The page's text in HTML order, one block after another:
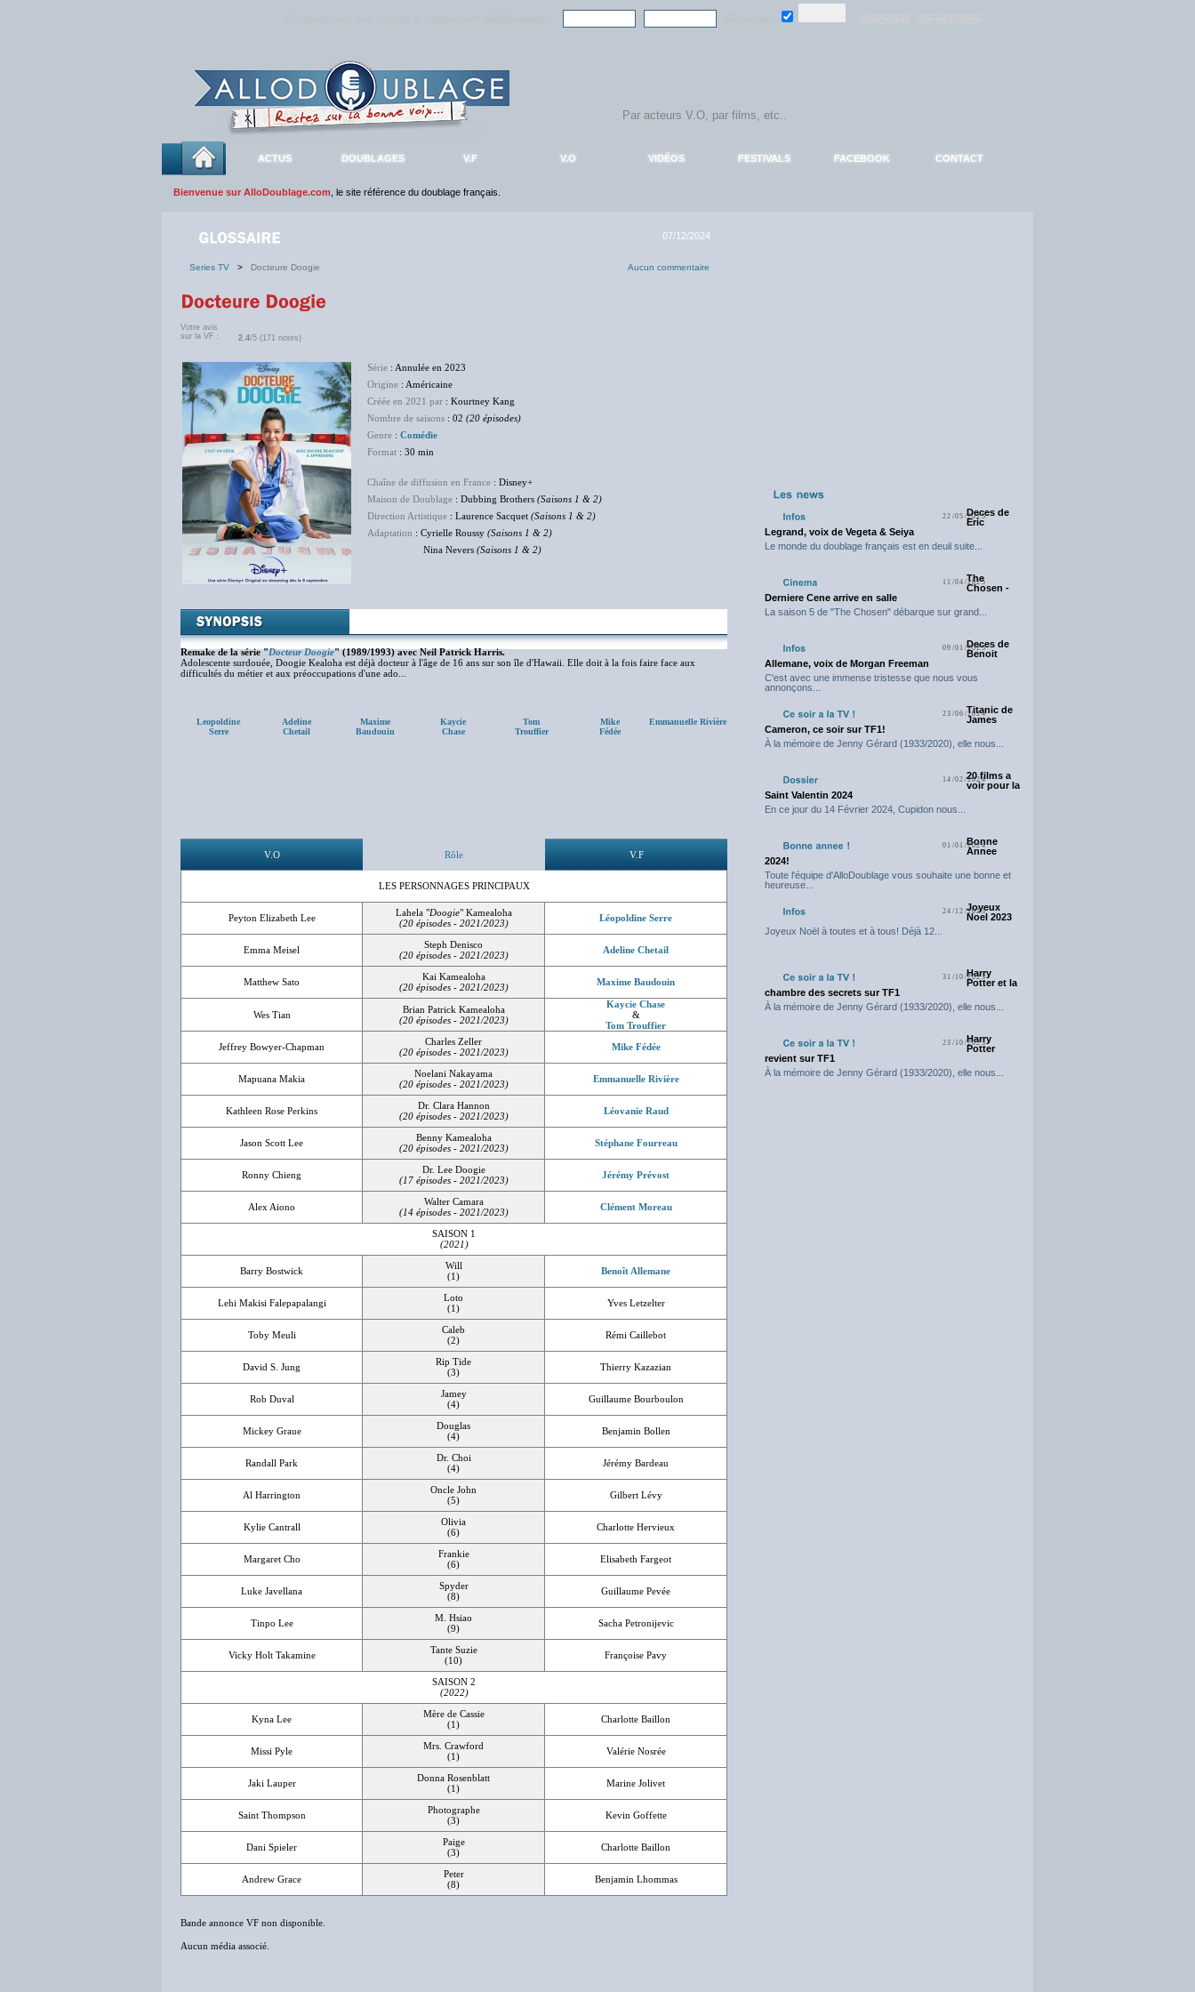
ACTUS DOUBLAGES V.F V.O VIDÉOS FESTIVALS FACEBOOK CONTACT
Bienvenue sur AlloDoublage.com , le site référence du doublage français.
07/12/2024
Series TV > Docteure Doogie Aucun commentaire
Votre avis
sur la VF :
2.4/5 (171 notes)
Série : Annulée en 2023
Origine : Américaine
Créée en 2021 par : Kourtney Kang
Nombre de saisons : 02 (20 épisodes)
Genre : Comédie
Format : 30 min
Chaîne de diffusion en France : Disney+
Maison de Doublage : Dubbing Brothers (Saisons 1 & 2)
Direction Artistique : Laurence Sacquet (Saisons 1 & 2)
Adaptation : Cyrielle Roussy (Saisons 1 & 2)
Nina Nevers (Saisons 1 & 2)
Remake de la série "Docteur Doogie" (1989/1993) avec Neil Patrick Harris.
Adolescente surdouée, Doogie Kealoha est déjà docteur à l'âge de 16 ans sur son île d'Hawaii. Elle doit à la fois faire face aux
difficultés du métier et aux préoccupations d'une ado...
Leopoldine
Serre
Adeline
Chetail
Maxime
Baudouin
Kaycie
Chase
Tom
Trouffier
Mike
Fédée
Emmanuelle Rivière
V.O Rôle V.F
LES PERSONNAGES PRINCIPAUX
Peyton Elizabeth Lee Lahela "Doogie" Kamealoha
(20 épisodes - 2021/2023)
Léopoldine Serre
Emma Meisel
Steph Denisco
(20 épisodes - 2021/2023)
Adeline Chetail
Matthew Sato
Kai Kamealoha
(20 épisodes - 2021/2023)
Maxime Baudouin
Wes Tian
Brian Patrick Kamealoha
(20 épisodes - 2021/2023)
Kaycie Chase
&
Tom Trouffier
Jeffrey Bowyer-Chapman
Charles Zeller
(20 épisodes - 2021/2023)
Mike Fédée
Mapuana Makia
Noelani Nakayama
(20 épisodes - 2021/2023)
Emmanuelle Rivière
Kathleen Rose Perkins
Dr. Clara Hannon
(20 épisodes - 2021/2023)
Léovanie Raud
Jason Scott Lee
Benny Kamealoha
(20 épisodes - 2021/2023)
Stéphane Fourreau
Ronny Chieng
Dr. Lee Doogie
(17 épisodes - 2021/2023)
Jérémy Prévost
Alex Aiono
Walter Camara
(14 épisodes - 2021/2023)
Clément Moreau
SAISON 1
(2021)
Barry Bostwick
Will
(1)
Benoît Allemane
Lehi Makisi Falepapalangi
Loto
(1)
Yves Letzelter
Toby Meuli
Caleb
(2)
Rémi Caillebot
David S. Jung
Rip Tide
(3)
Thierry Kazazian
Rob Duval
Jamey
(4)
Guillaume Bourboulon
Mickey Graue
Douglas
(4)
Benjamin Bollen
Randall Park
Dr. Choi
(4)
Jérémy Bardeau
Al Harrington
Oncle John
(5)
Gilbert Lévy
Kylie Cantrall
Olivia
(6)
Charlotte Hervieux
Margaret Cho
Frankie
(6)
Elisabeth Fargeot
Luke Javellana
Spyder
(8)
Guillaume Pevée
Tinpo Lee
M. Hsiao
(9)
Sacha Petronijevic
Vicky Holt Takamine
Tante Suzie
(10)
Françoise Pavy
SAISON 2
(2022)
Kyna Lee
Mère de Cassie
(1)
Charlotte Baillon
Missi Pyle
Mrs. Crawford
(1)
Valérie Nosrée
Jaki Lauper
Donna Rosenblatt
(1)
Marine Jolivet
Saint Thompson
Photographe
(3)
Kevin Goffette
Dani Spieler
Paige
(3)
Charlotte Baillon
Andrew Grace
Peter
(8)
Benjamin Lhommas
Bande annonce VF non disponible.
Aucun média associé.
22/05/2025Deces de
Eric
Legrand, voix de Vegeta & Seiya
Le monde du doublage français est en deuil suite...
11/04/2025
The
Chosen -
Derniere Cene arrive en salle
La saison 5 de "The Chosen" débarque sur grand...
09/01/2025Deces de
Benoit
Allemane, voix de Morgan Freeman
C'est avec une immense tristesse que nous vous
annonçons...
23/06/2024Titanic de
James
Cameron, ce soir sur TF1!
À la mémoire de Jenny Gérard (1933/2020), elle nous...
14/02/202420 films a
voir pour la
Saint Valentin 2024
En ce jour du 14 Février 2024, Cupidon nous...
01/01/2024
Bonne
Annee
2024!
Toute l'équipe d'AlloDoublage vous souhaite une bonne et
heureuse...
24/12/2023
Joyeux
Noel 2023
Joyeux Noël à toutes et à tous! Déjà 12...
31/10/2023
Harry
Potter et la
chambre des secrets sur TF1
À la mémoire de Jenny Gérard (1933/2020), elle nous...
23/10/2023
Harry
Potter
revient sur TF1
À la mémoire de Jenny Gérard (1933/2020), elle nous...